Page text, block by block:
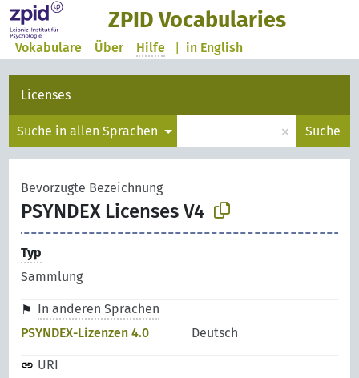
ZPID Vocabularies
in English
Vokabulare Über Hilfe
Licenses
Suche in allen Sprachen × Suche
Bevorzugte Bezeichnung
PSYNDEX Licenses V4
Typ
Sammlung
In anderen Sprachen
PSYNDEX-Lizenzen 4.0
Deutsch
URI